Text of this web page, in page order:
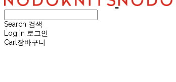
Search 검색
Log In 로그인
Cart장바구니